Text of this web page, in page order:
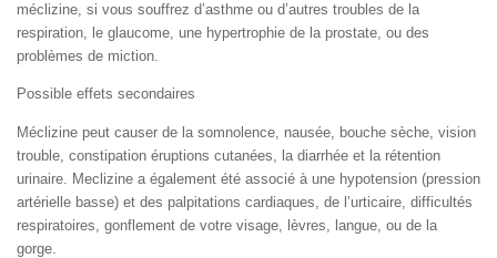
méclizine, si vous souffrez d’asthme ou d’autres troubles de la
respiration, le glaucome, une hypertrophie de la prostate, ou des
problèmes de miction.
Possible effets secondaires
Méclizine peut causer de la somnolence, nausée, bouche sèche, vision
trouble, constipation éruptions cutanées, la diarrhée et la rétention
urinaire. Meclizine a également été associé à une hypotension (pression
artérielle basse) et des palpitations cardiaques, de l’urticaire, difficultés
respiratoires, gonflement de votre visage, lèvres, langue, ou de la
gorge.